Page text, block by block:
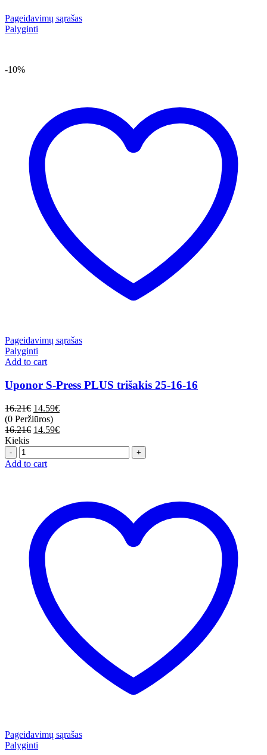
Pageidavimų sąrašas
Palyginti
-10%
Pageidavimų sąrašas
Palyginti
Add to cart
Uponor S-Press PLUS trišakis 25-16-16
16.21€ 14.59€
(0 Peržiūros)
16.21€ 14.59€
Kiekis
Quantity
Add to cart
Pageidavimų sąrašas
Palyginti